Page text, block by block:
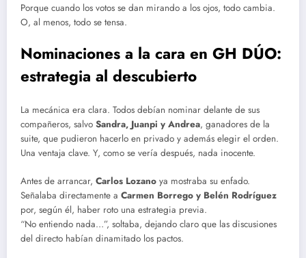
Porque cuando los votos se dan mirando a los ojos, todo cambia.
O, al menos, todo se tensa.
Nominaciones a la cara en GH DÚO:
estrategia al descubierto
La mecánica era clara. Todos debían nominar delante de sus
compañeros, salvo Sandra, Juanpi y Andrea, ganadores de la
suite, que pudieron hacerlo en privado y además elegir el orden.
Una ventaja clave. Y, como se vería después, nada inocente.
Antes de arrancar, Carlos Lozano ya mostraba su enfado.
Señalaba directamente a Carmen Borrego y Belén Rodríguez
por, según él, haber roto una estrategia previa.
“No entiendo nada…”, soltaba, dejando claro que las discusiones
del directo habían dinamitado los pactos.